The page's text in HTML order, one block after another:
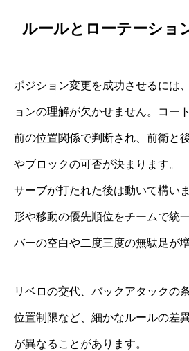
ルールとローテーショ
ポジション変更を成功させるには
ョンの理解が欠かせません。コー
前の位置関係で判断され、前衛と
やブロックの可否が決まります。
サーブが打たれた後は動いて構い
形や移動の優先順位をチームで統
バーの空白や二度三度の無駄足が
リベロの交代、バックアタックの
位置制限など、細かなルールの差
が異なることがあります。